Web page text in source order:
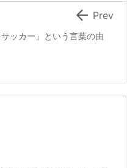
サッカー」という言葉の由
 Prev